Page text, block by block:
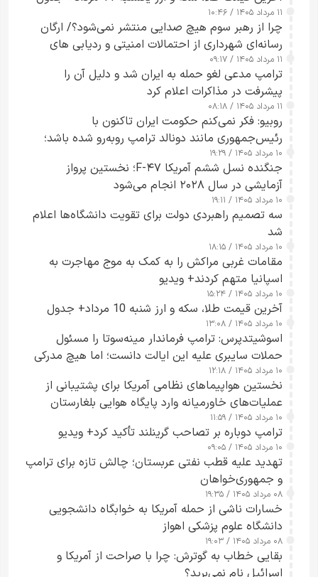
۱۱ مرداد ۱۴۰۵ / ۱۰:۴۶
چرا از رهبر سوم هیچ صدایی منتشر نمی‌شود؟/ ارگان
رسانه‌ای شهرداری از احتمالات امنیتی و ردیابی های
جاسوسی گفت
۱۱ مرداد ۱۴۰۵ / ۰۹:۱۷
ترامپ مدعی لغو حمله به ایران شد و دلیل آن را
پیشرفت در مذاکرات اعلام کرد
۱۱ مرداد ۱۴۰۵ / ۰۸:۱۸
روبیو: فکر نمی‌کنم حکومت ایران تاکنون با
رئیس‌جمهوری مانند دونالد ترامپ روبه‌رو شده باشد؛
کسی که واقعاً دست به اقدام می‌زند
۱۰ مرداد ۱۴۰۵ / ۱۹:۲۹
جنگنده نسل ششم آمریکا F-۴۷؛ نخستین پرواز
آزمایشی در سال ۲۰۲۸ انجام می‌شود
۱۰ مرداد ۱۴۰۵ / ۱۹:۱۱
سه تصمیم راهبردی دولت برای تقویت دانشگاه‌ها اعلام
شد
۱۰ مرداد ۱۴۰۵ / ۱۸:۱۵
مقامات غربی مراکش را به کمک به موج مهاجرت به
اسپانیا متهم کردند+ ویدیو
۱۰ مرداد ۱۴۰۵ / ۱۵:۲۴
آخرین قیمت طلا، سکه و ارز شنبه 10 مرداد+ جدول
۱۰ مرداد ۱۴۰۵ / ۱۳:۰۸
اسوشیتدپرس: ترامپ فرماندار مینه‌سوتا را مسئول
حملات سایبری علیه این ایالت دانست؛ اما هیچ مدرکی
ارائه نکرد
۱۰ مرداد ۱۴۰۵ / ۱۲:۱۸
نخستین هواپیماهای نظامی آمریکا برای پشتیبانی از
عملیات‌های خاورمیانه وارد پایگاه هوایی بلغارستان
شدند
۱۰ مرداد ۱۴۰۵ / ۱۱:۵۹
ترامپ دوباره بر تصاحب گرینلند تأکید کرد+ ویدیو
۱۰ مرداد ۱۴۰۵ / ۰۹:۰۵
تهدید علیه قطب نفتی عربستان؛ چالش تازه برای ترامپ
و جمهوری‌خواهان
۰۸ مرداد ۱۴۰۵ / ۱۹:۳۵
خسارات ناشی از حمله آمریکا به خوابگاه دانشجویی
دانشگاه علوم پزشکی اهواز
۰۸ مرداد ۱۴۰۵ / ۱۹:۰۳
بقایی خطاب به گوترش: چرا با صراحت از آمریکا و
اسرائیل نام نمی‌برید؟